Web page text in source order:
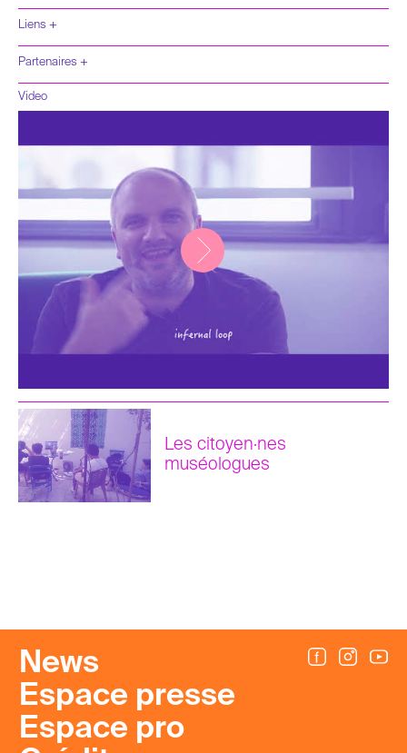
Liens +
Partenaires +
Heinrich Böll
Stiftung
Video
Les citoyen·nes
muséologues
News
Espace presse
Espace pro